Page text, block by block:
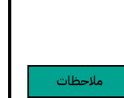
ملاحظات